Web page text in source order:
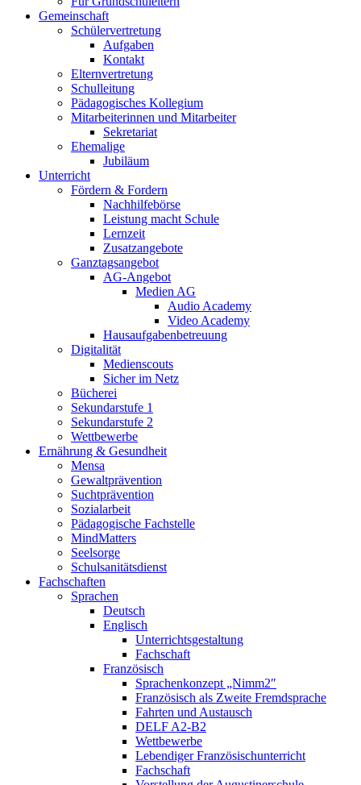
Gemeinschaft
Schülervertretung
Aufgaben
Kontakt
Elternvertretung
Schulleitung
Pädagogisches Kollegium
Mitarbeiterinnen und Mitarbeiter
Sekretariat
Ehemalige
Jubiläum
Unterricht
Fördern & Fordern
Nachhilfebörse
Leistung macht Schule
Lernzeit
Zusatzangebote
Ganztagsangebot
AG-Angebot
Medien AG
Audio Academy
Video Academy
Hausaufgabenbetreuung
Digitalität
Medienscouts
Sicher im Netz
Bücherei
Sekundarstufe 1
Sekundarstufe 2
Wettbewerbe
Ernährung & Gesundheit
Mensa
Gewaltprävention
Suchtprävention
Sozialarbeit
Pädagogische Fachstelle
MindMatters
Seelsorge
Schulsanitätsdienst
Fachschaften
Sprachen
Deutsch
Englisch
Unterrichtsgestaltung
Fachschaft
Französisch
Sprachenkonzept „Nimm2″
Französisch als Zweite Fremdsprache
Fahrten und Austausch
DELF A2-B2
Wettbewerbe
Lebendiger Französischunterricht
Fachschaft